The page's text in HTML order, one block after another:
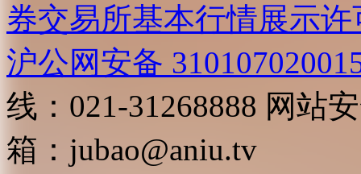
券交易所基本行情展示许
沪公网安备
线：021-31268888 网站
箱： jubao@aniu.tv